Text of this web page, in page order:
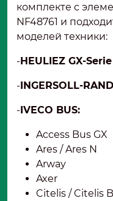
комплекте с
NF48761 и
моделей техники:
-HEULIEZ GX-Serie
-INGERSOLL-
-IVECO BUS:
Access Bus GX
Ares / Ares N
Arway
Axer
Citelis / Citelis B